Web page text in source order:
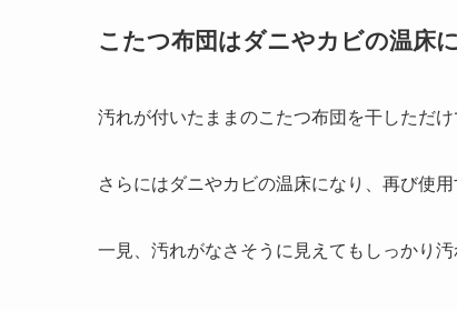
こたつ布団はダニやカビの温床
汚れが付いたままのこたつ布団を干しただ
さらにはダニやカビの温床になり、再び使
一見、汚れがなさそうに見えてもしっかり